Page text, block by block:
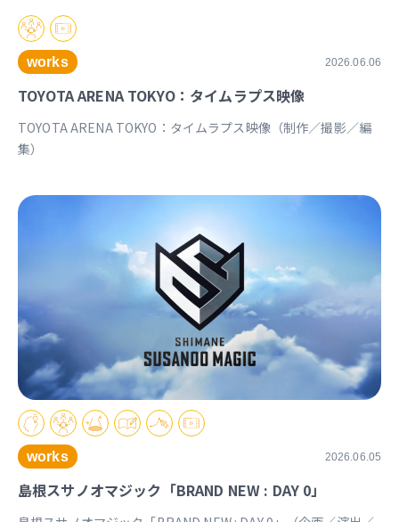
works 2026.06.06
TOYOTA ARENA TOKYO：タイムラプス映像
TOYOTA ARENA TOKYO：タイムラプス映像（制作／撮影／編
集）
works 2026.06.05
島根スサノオマジック「BRAND NEW : DAY 0」